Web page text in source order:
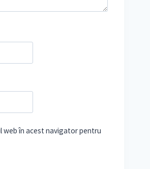
web în acest navigator pentru